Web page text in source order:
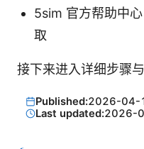
5sim 官方帮助中
取
接下来进入详细步骤
Published:2026-04-
Last updated:2026-